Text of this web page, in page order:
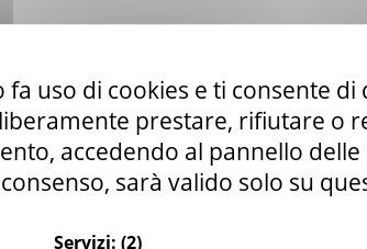
fa uso di cookies e ti consente
prestare, rifiutare o
accedendo al pannello
consenso, sarà valido solo su
Servizi: (2)